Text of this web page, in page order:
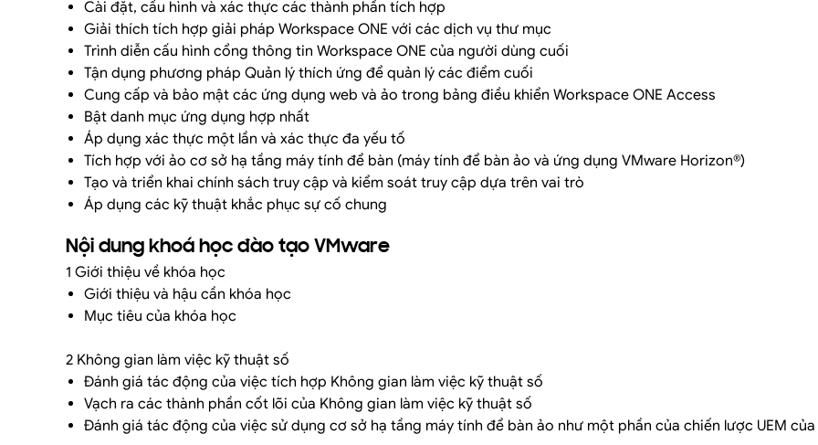
Cài đặt, cấu hình và xác thực các thành phần tích hợp
Giải thích tích hợp giải pháp Workspace ONE với các dịch vụ thư mục
Trình diễn cấu hình cổng thông tin Workspace ONE của người dùng cuối
Tận dụng phương pháp Quản lý thích ứng để quản lý các điểm cuối
Cung cấp và bảo mật các ứng dụng web và ảo trong bảng điều khiển Workspace ONE Access
Bật danh mục ứng dụng hợp nhất
Áp dụng xác thực một lần và xác thực đa yếu tố
Tích hợp với ảo cơ sở hạ tầng máy tính để bàn (máy tính để bàn ảo và ứng dụng VMware Horizon®)
Tạo và triển khai chính sách truy cập và kiểm soát truy cập dựa trên vai trò
Áp dụng các kỹ thuật khắc phục sự cố chung
Nội dung khoá học đào tạo VMware
1 Giới thiệu về khóa học
Giới thiệu và hậu cần khóa học
Mục tiêu của khóa học
2 Không gian làm việc kỹ thuật số
Đánh giá tác động của việc tích hợp Không gian làm việc kỹ thuật số
Vạch ra các thành phần cốt lõi của Không gian làm việc kỹ thuật số
Đánh giá tác động của việc sử dụng cơ sở hạ tầng máy tính để bàn ảo như một phần của chiến lược UEM